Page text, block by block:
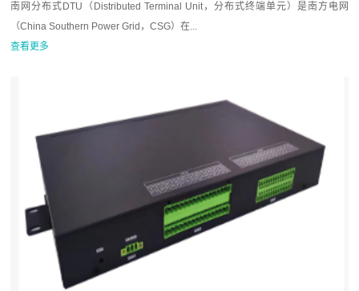
南网分布式DTU（Distributed Terminal Unit，分布式终端单元）是南方电网
（China Southern Power Grid，CSG）在...
查看更多